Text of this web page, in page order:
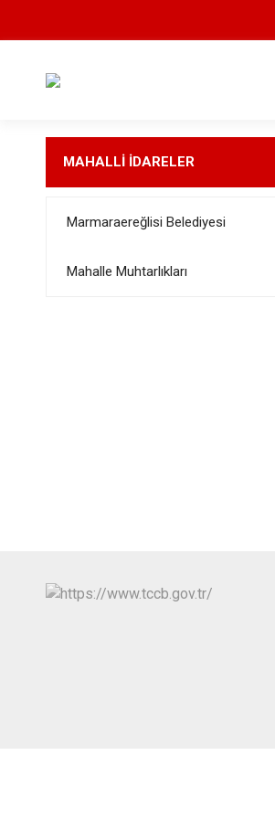
MAHALLİ İDARELER
Marmaraereğlisi Belediyesi
Mahalle Muhtarlıkları